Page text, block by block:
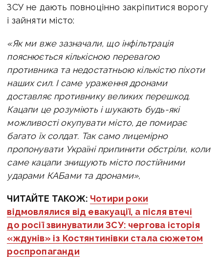
ЗСУ не дають повноцінно закріпитися ворогу
і зайняти місто:
«Як ми вже зазначали, що інфільтрація
пояснюється кількісною перевагою
противника та недостатньою кількістю піхоти
наших сил. І саме ураження дронами
доставляє противнику великих перешкод.
Кацапи це розуміють і шукають будь-які
можливості окупувати місто, де помирає
багато їх солдат. Так само лицемірно
пропонувати Україні припинити обстріли, коли
саме кацапи знищують місто постійними
ударами КАБами та дронами»,
ЧИТАЙТЕ ТАКОЖ: Чотири роки
відмовлялися від евакуації, а після втечі
до росії звинуватили ЗСУ: чергова історія
«ждунів» із Костянтинівки стала сюжетом
роспропаганди